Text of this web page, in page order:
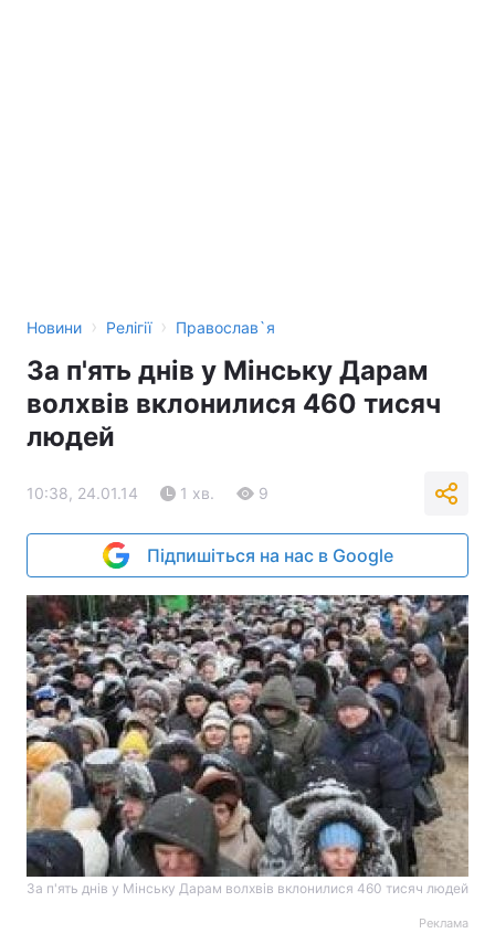
Новини › Релігії › Православ`я
За п'ять днів у Мінську Дарам
волхвів вклонилися 460 тисяч
людей
10:38, 24.01.14 1 хв. 9
Підпишіться на нас в Google
За п'ять днів у Мінську Дарам волхвів вклонилися 460 тисяч людей
Реклама